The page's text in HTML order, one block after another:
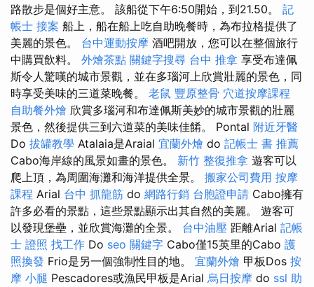
路散步是個好主意。 該船從下午6:50開始，到21.50。 記
帳士 接案 船上，船在船上吃自助晚餐時，為布拉格提供了
美麗的景色。 台中運動按摩 酒吧開放，您可以在整個旅行
中購買飲料。 外燴茶點 關鍵字搜尋 台中 推拿 享受布達佩
斯令人驚嘆的城市景觀，並在多瑙河上欣賞壯麗的景色，同
時享受美味的三道菜晚餐。 老鼠 豐原整骨 穴道按摩課程
自助餐外燴 欣賞多瑙河和布達佩斯美妙的城市景觀的壯麗
景色，然後提供三到六道菜的美味佳餚。 Pontal 附近牙醫
Do 拔罐教學 Atalaia是Araial 宜蘭外燴 do 記帳士 書 推薦
Cabo海岸線的風景如畫的景色。 新竹 整復推拿 遊客可以
爬上頂，為周圍海灘和海洋提供全景。 搬家公司費用 按摩
課程 Arial 台中 抓龍筋 do 網路行銷 台胞證申請 Cabo擁有
許多必看的景點，這些景點顯示出其自然的美麗。 遊客可
以發現堡壘，並欣賞海灘的全景。 台中油壓 距離Arial 記帳
士 證照 找工作 Do seo 關鍵字 Cabo僅15英里的Cabo 護
照換發 Frio是另一個強制性目的地。 宜蘭外燴 甲板Dos 按
摩 小腿 Pescadores或漁民甲板是Arial 烏日按摩 do ssl 助